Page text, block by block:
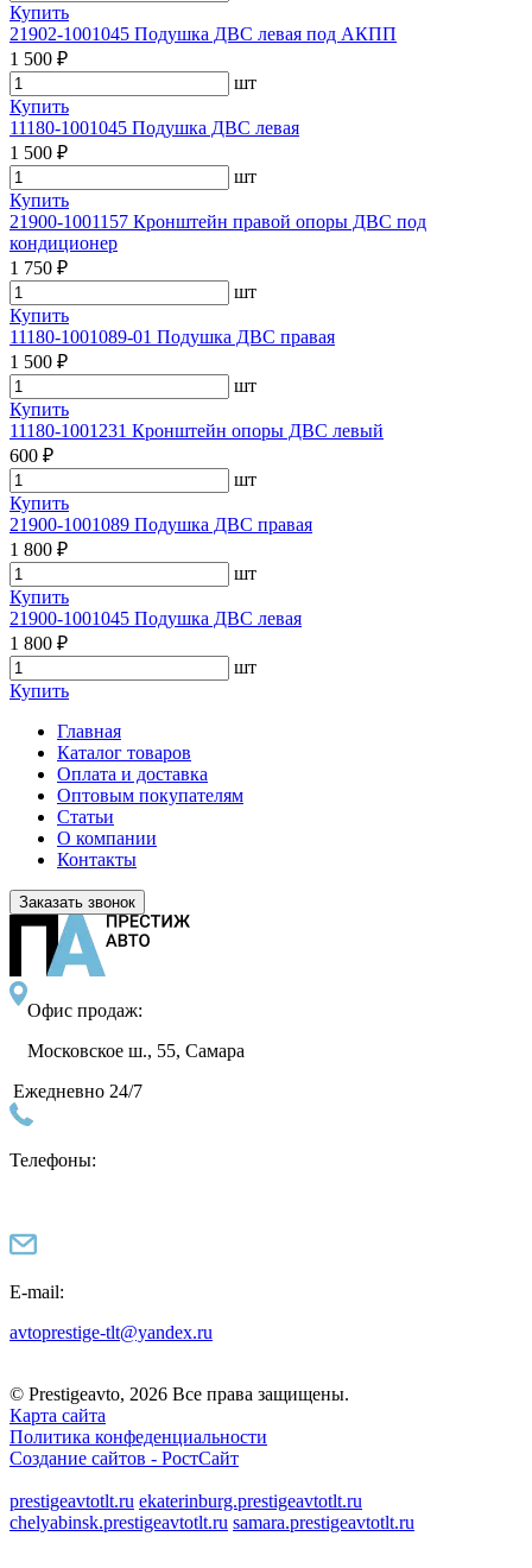
Купить
21902-1001045 Подушка ДВС левая под АКПП
1 500 ₽
шт
Купить
11180-1001045 Подушка ДВС левая
1 500 ₽
шт
Купить
21900-1001157 Кронштейн правой опоры ДВС под
кондиционер
1 750 ₽
шт
Купить
11180-1001089-01 Подушка ДВС правая
1 500 ₽
шт
Купить
11180-1001231 Кронштейн опоры ДВС левый
600 ₽
шт
Купить
21900-1001089 Подушка ДВС правая
1 800 ₽
шт
Купить
21900-1001045 Подушка ДВС левая
1 800 ₽
шт
Купить
Главная
Каталог товаров
Оплата и доставка
Оптовым покупателям
Статьи
О компании
Контакты
Заказать звонок
Офис продаж:
Московское ш., 55, Самара
Ежедневно 24/7
Телефоны:
E-mail:
avtoprestige-tlt@yandex.ru
© Prestigeavto, 2026 Все права защищены.
Карта сайта
Политика конфеденциальности
Создание сайтов - РостСайт
prestigeavtotlt.ru ekaterinburg.prestigeavtotlt.ru
chelyabinsk.prestigeavtotlt.ru samara.prestigeavtotlt.ru